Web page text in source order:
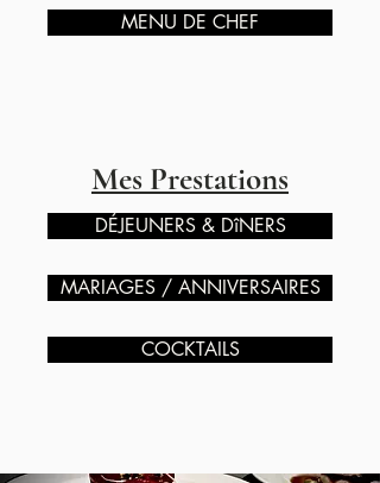
MENU DE CHEF
Mes Prestations
DÉJEUNERS & DîNERS
MARIAGES / ANNIVERSAIRES
COCKTAILS